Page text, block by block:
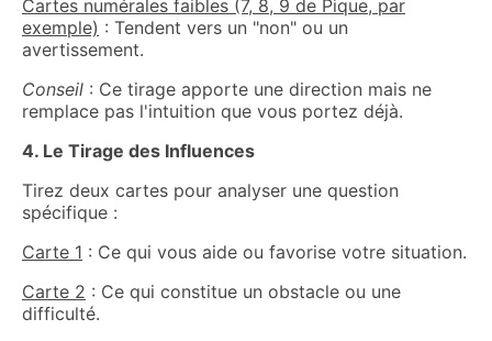
Cartes numérales faibles (7, 8, 9 de Pique, par
exemple) : Tendent vers un "non" ou un
avertissement.
Conseil : Ce tirage apporte une direction mais ne
remplace pas l'intuition que vous portez déjà.
4. Le Tirage des Influences
Tirez deux cartes pour analyser une question
spécifique :
Carte 1 : Ce qui vous aide ou favorise votre situation.
Carte 2 : Ce qui constitue un obstacle ou une
difficulté.